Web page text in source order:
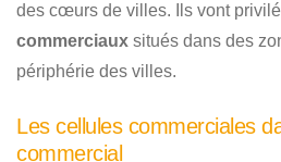
des cœurs de villes. Ils vont
commerciaux situés dans des
périphérie des villes.
Les cellules commerciales
commercial